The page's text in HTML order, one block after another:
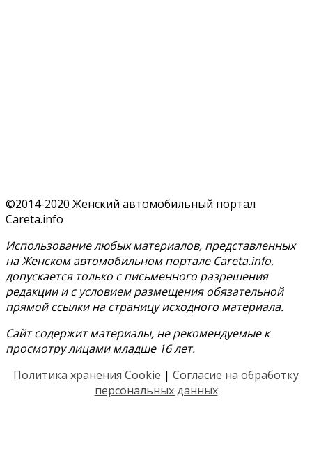
©2014-2020 Женский автомобильный портал
Careta.info
Использование любых материалов, представленных
на Женском автомобильном портале Careta.info,
допускается только с письменного разрешения
редакции и с условием размещения обязательной
прямой ссылки на страницу исходного материала.
Сайт содержит материалы, не рекомендуемые к
просмотру лицами младше 16 лет.
Политика хранения Cookie | Согласие на обработку
персональных данных